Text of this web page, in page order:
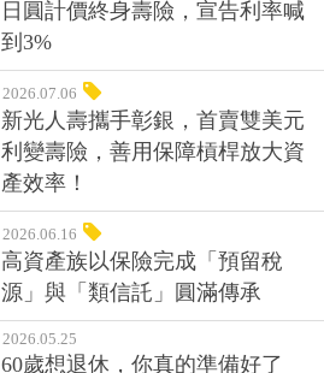
日圓計價終身壽險，宣告利率喊
到3%
2026.07.06
新光人壽攜手彰銀，首賣雙美元
利變壽險，善用保障槓桿放大資
產效率！
2026.06.16
高資產族以保險完成「預留稅
源」與「類信託」圓滿傳承